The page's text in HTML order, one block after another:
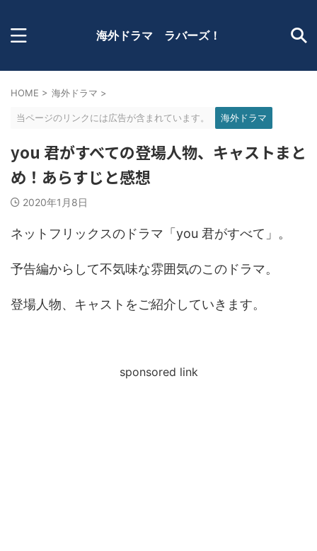
海外ドラマ ラバーズ！
HOME > 海外ドラマ >
当ページのリンクには広告が含まれています。 海外ドラマ
you 君がすべての登場人物、キャストまと
め！あらすじと感想
2020年1月8日
ネットフリックスのドラマ「you 君がすべて」。
予告編からして不気味な雰囲気のこのドラマ。
登場人物、キャストをご紹介していきます。
sponsored link